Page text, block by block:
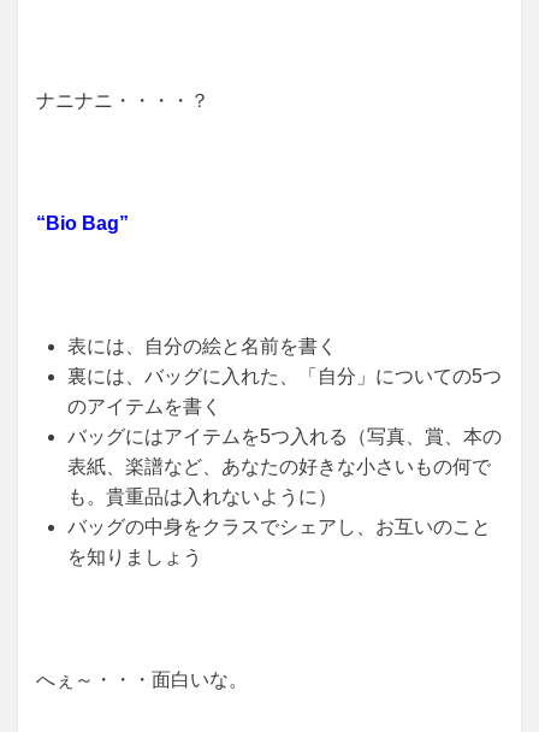
ナニナニ・・・・？
“Bio Bag”
表には、自分の絵と名前を書く
裏には、バッグに入れた、「自分」についての5つ
のアイテムを書く
バッグにはアイテムを5つ入れる（写真、賞、本の
表紙、楽譜など、あなたの好きな小さいもの何で
も。貴重品は入れないように）
バッグの中身をクラスでシェアし、お互いのこと
を知りましょう
へぇ～・・・面白いな。